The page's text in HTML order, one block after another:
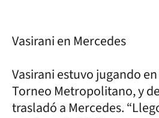
Vasirani en Mercedes
Vasirani estuvo jugando
Torneo Metropolitano, y
trasladó a Mercedes.